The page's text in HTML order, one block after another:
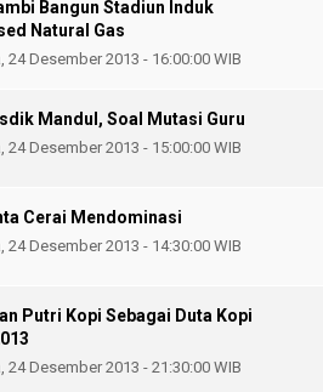
Bangun Stadiun Induk
Natural Gas
24 Desember 2013 - 16:00:00 WIB
Mandul, Soal Mutasi Guru
24 Desember 2013 - 15:00:00 WIB
Cerai Mendominasi
24 Desember 2013 - 14:30:00 WIB
Putri Kopi Sebagai Duta Kopi
24 Desember 2013 - 21:30:00 WIB